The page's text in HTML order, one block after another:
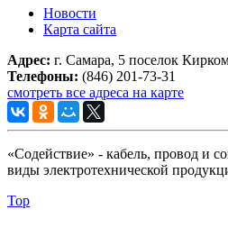
Новости
Карта сайта
Адрес: г. Самара, 5 поселок
Телефоны: (846) 201-73-31
смотреть все адреса на карте
«Содействие» - кабель, провод и
виды электротехнической
Top